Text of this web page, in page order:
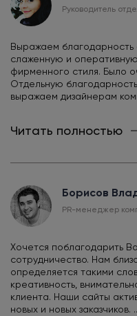
Руководитель
Выражаем благодарность
слаженную и
фирменного стиля. Было
Отдельную благодарность
выражаем дизайнерам
Читать полностью
Борисов
PR-менеджер
Хочется поблагодарить
сотрудничество. Нам
определяется такими
креативность,
клиента. Наши сайты
новых и новых заказчиков.